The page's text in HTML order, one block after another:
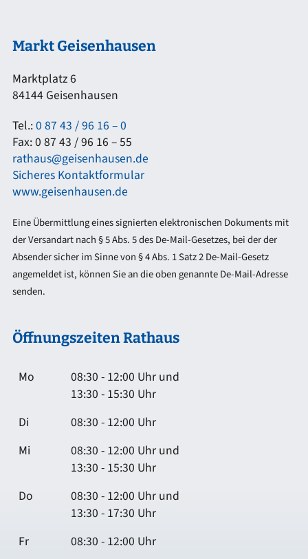
Markt Geisenhausen
Marktplatz 6
84144 Geisenhausen
Tel.:0 87 43 / 96 16 – 0
Fax: 0 87 43 / 96 16 – 55
rathaus@geisenhausen.de
Sicheres Kontaktformular
www.geisenhausen.de
Eine Übermittlung eines signierten elektronischen Dokuments mit
der Versandart nach § 5 Abs. 5 des De-Mail-Gesetzes, bei der der
Absender sicher im Sinne von § 4 Abs. 1 Satz 2 De-Mail-Gesetz
angemeldet ist, können Sie an die oben genannte De-Mail-Adresse
senden.
Öffnungszeiten Rathaus
Mo
08:30 - 12:00 Uhr und
13:30 - 15:30 Uhr
Di
08:30 - 12:00 Uhr
Mi
08:30 - 12:00 Uhr und
13:30 - 15:30 Uhr
Do
08:30 - 12:00 Uhr und
13:30 - 17:30 Uhr
Fr
08:30 - 12:00 Uhr